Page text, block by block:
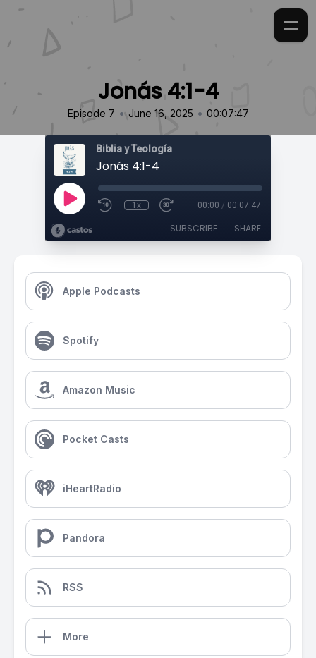
Jonás 4:1-4
Episode 7 • June 16, 2025 • 00:07:47
Biblia y Teología
Jonás 4:1-4
1x 00:00 / 00:07:47
SUBSCRIBE SHARE
Apple Podcasts
Spotify
Amazon Music
Pocket Casts
iHeartRadio
Pandora
RSS
More